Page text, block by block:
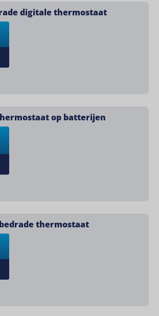
digitale thermostaat
op batterijen
bedrade thermostaat